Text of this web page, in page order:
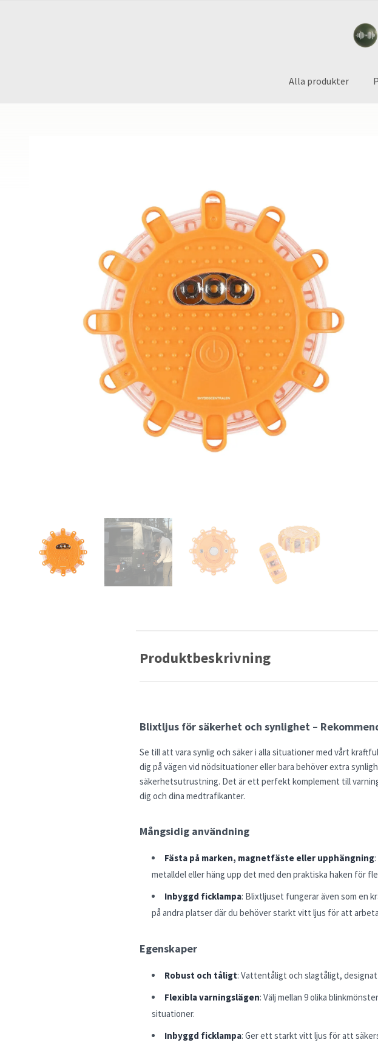
Alla produkter
Produktbeskrivning
Blixtljus för säkerhet och synlighet –
Se till att vara synlig och säker i alla situationer med vårt
dig på vägen vid nödsituationer eller bara behöver extra
säkerhetsutrustning. Det är ett perfekt komplement till
dig och dina medtrafikanter.
Mångsidig användning
Fästa på marken, magnetfäste eller upphängning
metalldel eller häng upp det med den praktiska haken för
Inbyggd ficklampa: Blixtljuset fungerar även som en
på andra platser där du behöver starkt vitt ljus för att
Egenskaper
Robust och tåligt: Vattentåligt och slagtåligt,
Flexibla varningslägen: Välj mellan 9 olika
situationer.
Inbyggd ficklampa: Ger ett starkt vitt ljus för att